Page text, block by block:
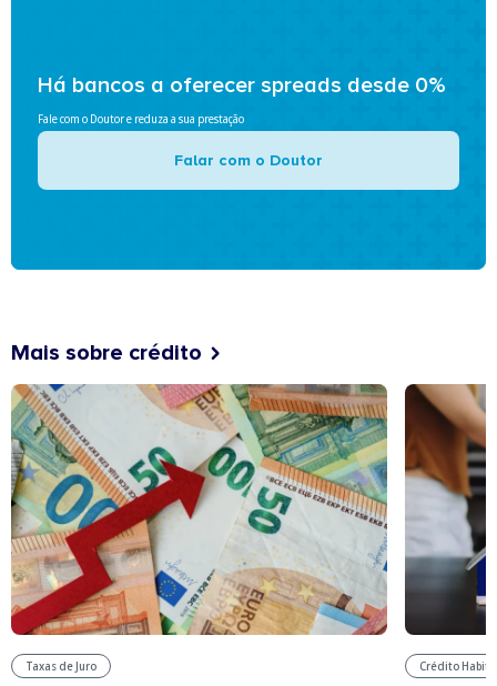
Há bancos a oferecer spreads desde 0%
Fale com o Doutor e reduza a sua prestação
Falar com o Doutor
Mais sobre crédito
Taxas de Juro Crédito